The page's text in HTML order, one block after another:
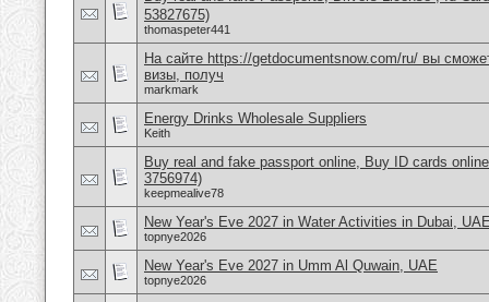
53827675)
thomaspeter441
На сайте https://getdocumentsnow.com/ru/ вы
визы, получ
markmark
Energy Drinks Wholesale Suppliers
Keith
Buy real and fake passport online, Buy ID cards
3756974)
keepmealive78
New Year's Eve 2027 in Water Activities in Dubai,
topnye2026
New Year's Eve 2027 in Umm Al Quwain, UAE
topnye2026